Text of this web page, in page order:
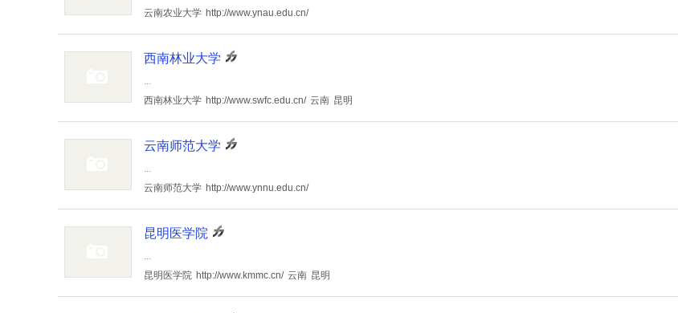
云南农业大学 http://www.ynau.edu.cn/
西南林业大学
...
西南林业大学 http://www.swfc.edu.cn/ 云南 昆明
云南师范大学
...
云南师范大学 http://www.ynnu.edu.cn/
昆明医学院
...
昆明医学院 http://www.kmmc.cn/ 云南 昆明